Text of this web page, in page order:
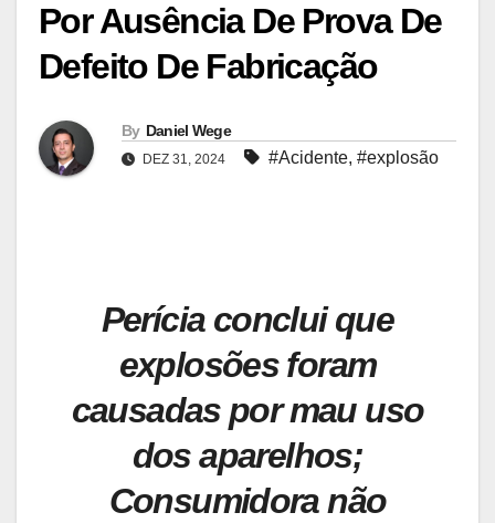
Por Ausência De Prova De
Defeito De Fabricação
By Daniel Wege
DEZ 31, 2024 #Acidente, #explosão
Perícia conclui que
explosões foram
causadas por mau uso
dos aparelhos;
Consumidora não